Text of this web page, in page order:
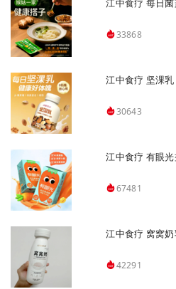
江中食疗 每日
33868
江中食疗 坚淉乳
30643
江中食疗 有眼
67481
江中食疗 窝窝
42291